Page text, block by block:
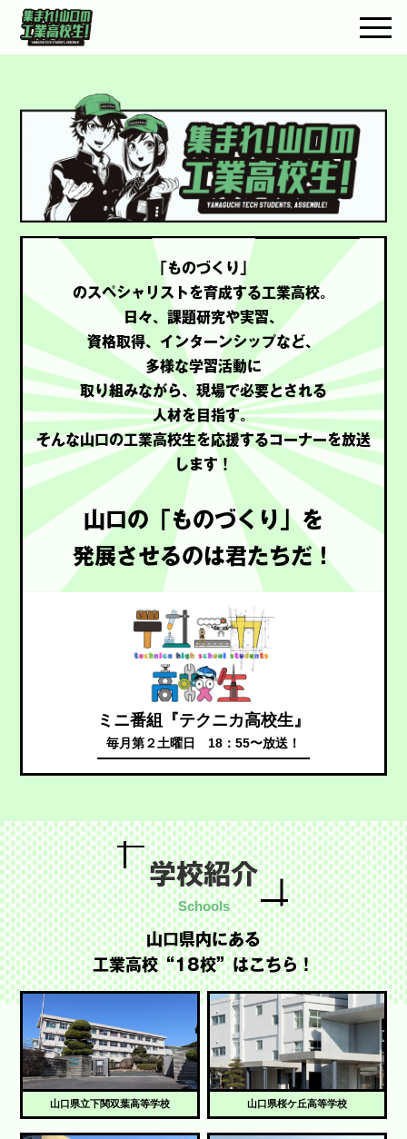
「ものづくり」
のスペシャリストを育成する工業高校。
日々、課題研究や実習、
資格取得、インターンシップなど、
多様な学習活動に
取り組みながら、現場で必要とされる
人材を目指す。
そんな山口の工業高校生を応援するコーナーを放送
します！
山口の「ものづくり」を
発展させるのは君たちだ！
ミニ番組『テクニカ高校生』
毎月第２土曜日 18：55〜放送！
学校紹介
山口県内にある
工業高校“18校”はこちら！
山口県立下関双葉高等学校 山口県桜ケ丘高等学校